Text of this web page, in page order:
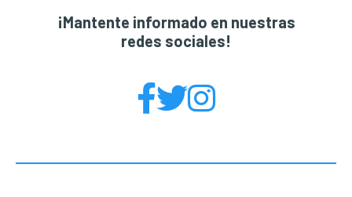
¡Mantente informado en nuestras
redes sociales!